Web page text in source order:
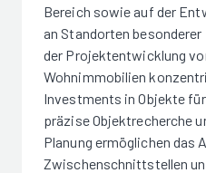
Bereich sowie auf der
an Standorten
der Projektentwicklung
Wohnimmobilien
Investments in Objekte
präzise Objektrecherche
Planung ermöglichen das
Zwischenschnittstellen